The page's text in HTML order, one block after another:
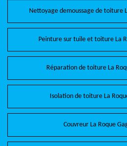
Nettoyage demoussage de toiture
Peinture sur tuile et toiture La
Réparation de toiture La
Isolation de toiture La
Couvreur La Roque